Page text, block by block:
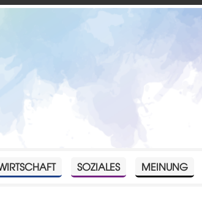
SOZIALES MEINUNG